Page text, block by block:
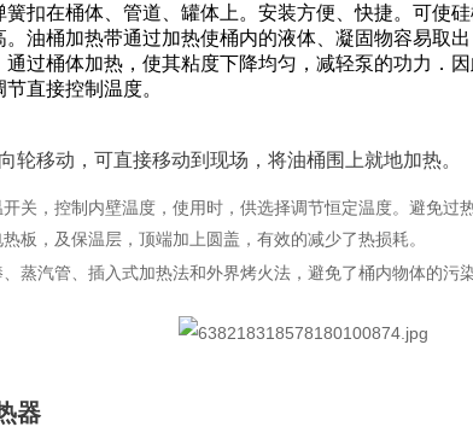
扣在桶体、管道、罐体上。安装方便、快捷。可使
油桶加热带通过加热使桶内的液体、凝固物容易取
过桶体加热，使其粘度下降均匀，减轻泵的功力．
直接控制温度。
轮移动，可直接移动到现场，将油桶围上就地加热。
关，控制内壁温度，使用时，供选择调节恒定温度。避免过
板，及保温层，顶端加上圆盖，有效的减少了热损耗。
蒸汽管、插入式加热法和外界烤火法，避免了桶内物体的污染
器